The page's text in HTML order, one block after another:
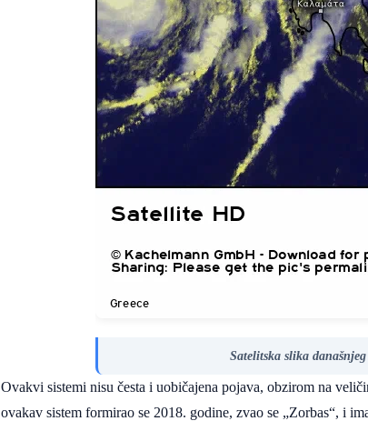
Satelitska slika
Ovakvi sistemi nisu česta i uobičajena pojava, obzirom na
ovakav sistem formirao se 2018. godine, zvao se „Zorbas“, i